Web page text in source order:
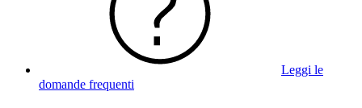
Leggi le
domande frequenti